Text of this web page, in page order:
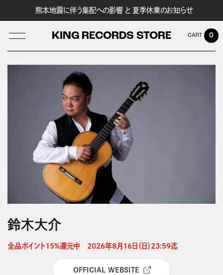
熊本地震に伴う集配への影響 と 夏季休業のお知らせ
KING RECORDS STORE 0
鈴木大介
全品ポイント15%還元中　2026年8月16日（日）23:59迄
OFFICIAL WEBSITE